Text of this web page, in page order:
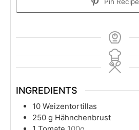
INGREDIENTS
10 Weizentortillas
250 g Hähnchenbrust